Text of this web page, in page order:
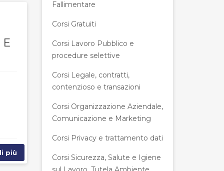
più
Fallimentare
Corsi Gratuiti
Corsi Lavoro Pubblico e
procedure selettive
Corsi Legale, contratti,
contenzioso e transazioni
Corsi Organizzazione Aziendale,
Comunicazione e Marketing
Corsi Privacy e trattamento dati
Corsi Sicurezza, Salute e Igiene